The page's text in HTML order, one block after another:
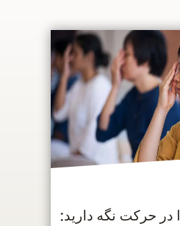
در حرکت نگه دارید: